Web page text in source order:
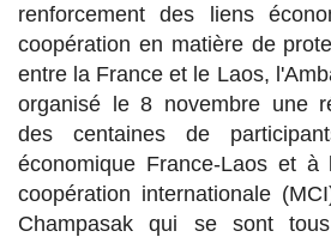
renforcement des liens
coopération en matière de
entre la France et le Laos,
organisé le 8 novembre une
des centaines de
économique France-Laos et à
coopération internationale
Champasak qui se sont